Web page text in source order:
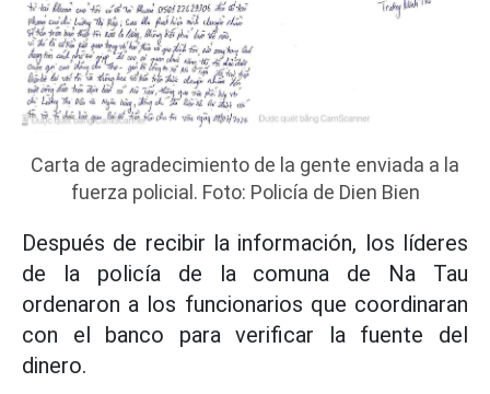
Carta de agradecimiento de la gente enviada a la
fuerza policial. Foto: Policía de Dien Bien
Después de recibir la información, los líderes
de la policía de la comuna de Na Tau
ordenaron a los funcionarios que coordinaran
con el banco para verificar la fuente del
dinero.